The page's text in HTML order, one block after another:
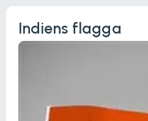
Indiens flagga